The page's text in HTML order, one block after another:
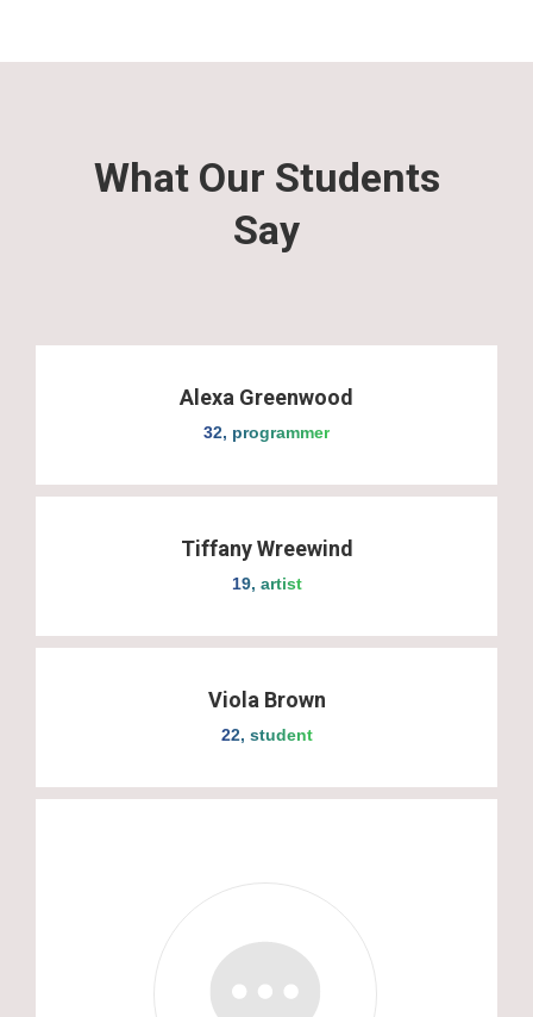
What Our Students
Say
Alexa Greenwood
32, programmer
Tiffany Wreewind
19, artist
Viola Brown
22, student